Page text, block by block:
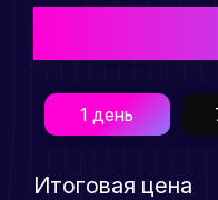
1 день
Итоговая цена